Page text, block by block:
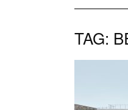
TAG: